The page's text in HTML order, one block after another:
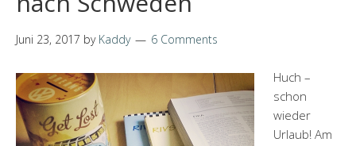
Juni 23, 2017 by Kaddy 6 Comments
Huch –
schon
wieder
Urlaub! Am